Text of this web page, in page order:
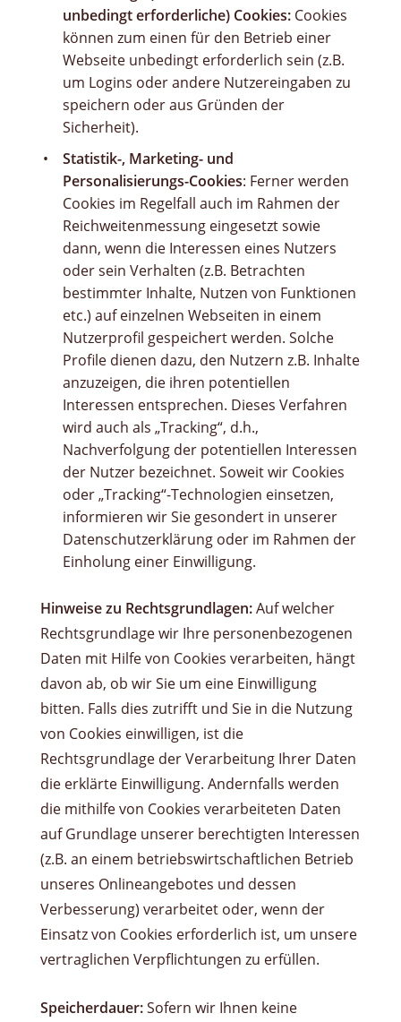
unbedingt erforderliche) Cookies: Cookies
können zum einen für den Betrieb einer
Webseite unbedingt erforderlich sein (z.B.
um Logins oder andere Nutzereingaben zu
speichern oder aus Gründen der
Sicherheit).
Statistik-, Marketing- und
Personalisierungs-Cookies: Ferner werden
Cookies im Regelfall auch im Rahmen der
Reichweitenmessung eingesetzt sowie
dann, wenn die Interessen eines Nutzers
oder sein Verhalten (z.B. Betrachten
bestimmter Inhalte, Nutzen von Funktionen
etc.) auf einzelnen Webseiten in einem
Nutzerprofil gespeichert werden. Solche
Profile dienen dazu, den Nutzern z.B. Inhalte
anzuzeigen, die ihren potentiellen
Interessen entsprechen. Dieses Verfahren
wird auch als „Tracking“, d.h.,
Nachverfolgung der potentiellen Interessen
der Nutzer bezeichnet. Soweit wir Cookies
oder „Tracking“-Technologien einsetzen,
informieren wir Sie gesondert in unserer
Datenschutzerklärung oder im Rahmen der
Einholung einer Einwilligung.
Hinweise zu Rechtsgrundlagen:Auf welcher
Rechtsgrundlage wir Ihre personenbezogenen
Daten mit Hilfe von Cookies verarbeiten, hängt
davon ab, ob wir Sie um eine Einwilligung
bitten. Falls dies zutrifft und Sie in die Nutzung
von Cookies einwilligen, ist die
Rechtsgrundlage der Verarbeitung Ihrer Daten
die erklärte Einwilligung. Andernfalls werden
die mithilfe von Cookies verarbeiteten Daten
auf Grundlage unserer berechtigten Interessen
(z.B. an einem betriebswirtschaftlichen Betrieb
unseres Onlineangebotes und dessen
Verbesserung) verarbeitet oder, wenn der
Einsatz von Cookies erforderlich ist, um unsere
vertraglichen Verpflichtungen zu erfüllen.
Speicherdauer:Sofern wir Ihnen keine